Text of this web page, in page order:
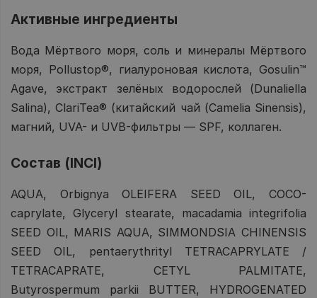
Активные ингредиенты
Вода Мёртвого моря, соль и минералы Мёртвого
моря, Pollustop®, гиалуроновая кислота, Gosulin™
Agave, экстракт зелёных водорослей (Dunaliella
Salina), ClariTea® (китайский чай (Camelia Sinensis),
магний, UVA- и UVB-фильтры — SPF, коллаген.
Состав (INCI)
AQUA, Orbignya OLEIFERA SEED OIL, COCO-
caprylate, Glyceryl stearate, macadamia integrifolia
SEED OIL, MARIS AQUA, SIMMONDSIA CHINENSIS
SEED OIL, pentaerythrityl TETRACAPRYLATE /
TETRACAPRATE, CETYL PALMITATE,
Butyrospermum parkii BUTTER, HYDROGENATED